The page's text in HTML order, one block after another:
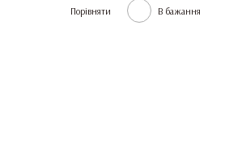
Порівняти В бажання